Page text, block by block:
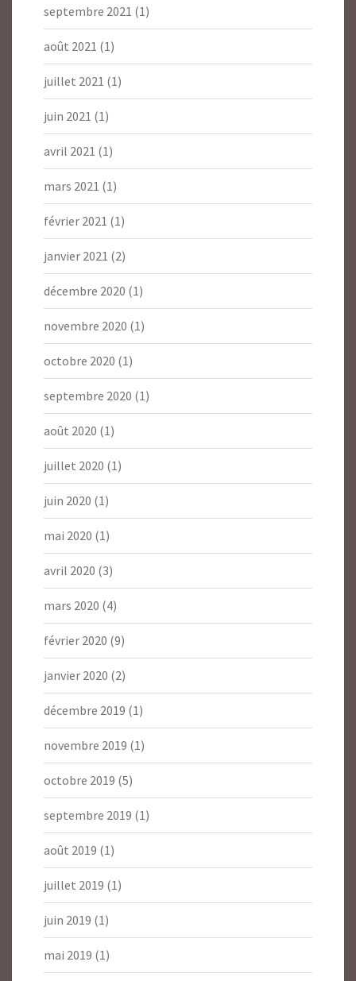
septembre 2021 (1)
août 2021 (1)
juillet 2021 (1)
juin 2021 (1)
avril 2021 (1)
mars 2021 (1)
février 2021 (1)
janvier 2021 (2)
décembre 2020 (1)
novembre 2020 (1)
octobre 2020 (1)
septembre 2020 (1)
août 2020 (1)
juillet 2020 (1)
juin 2020 (1)
mai 2020 (1)
avril 2020 (3)
mars 2020 (4)
février 2020 (9)
janvier 2020 (2)
décembre 2019 (1)
novembre 2019 (1)
octobre 2019 (5)
septembre 2019 (1)
août 2019 (1)
juillet 2019 (1)
juin 2019 (1)
mai 2019 (1)